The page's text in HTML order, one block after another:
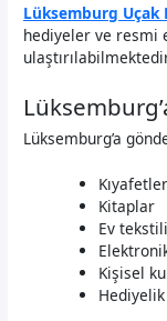
Lüksemburg Uçak
hediyeler ve resmi
Lüksemburg’a
Kıyafetler
Kitaplar
Ev
Kişisel